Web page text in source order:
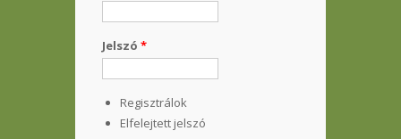
Jelszó *
Regisztrálok
Elfelejtett jelszó